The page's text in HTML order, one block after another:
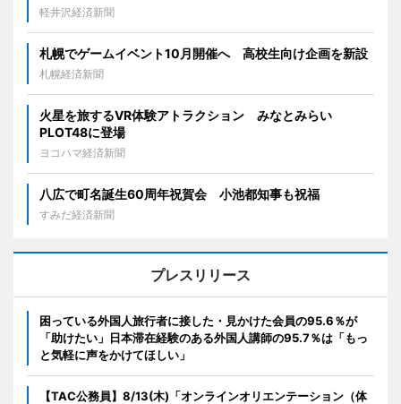
軽井沢経済新聞
札幌でゲームイベント10月開催へ 高校生向け企画を新設
札幌経済新聞
火星を旅するVR体験アトラクション みなとみらい
PLOT48に登場
ヨコハマ経済新聞
八広で町名誕生60周年祝賀会 小池都知事も祝福
すみだ経済新聞
プレスリリース
困っている外国人旅行者に接した・見かけた会員の95.6％が
「助けたい」日本滞在経験のある外国人講師の95.7％は「もっ
と気軽に声をかけてほしい」
【TAC公務員】8/13(木)「オンラインオリエンテーション（体